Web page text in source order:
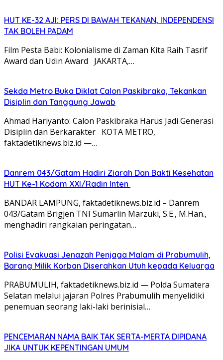
HUT KE-32 AJI: PERS DI BAWAH TEKANAN, INDEPENDENSI
TAK BOLEH PADAM
Film Pesta Babi: Kolonialisme di Zaman Kita Raih Tasrif
Award dan Udin Award JAKARTA,…
Sekda Metro Buka Diklat Calon Paskibraka, Tekankan
Disiplin dan Tanggung Jawab
Ahmad Hariyanto: Calon Paskibraka Harus Jadi Generasi
Disiplin dan Berkarakter KOTA METRO,
faktadetiknews.biz.id —…
Danrem 043/Gatam Hadiri Ziarah Dan Bakti Kesehatan
HUT Ke-1 Kodam XXI/Radin Inten
BANDAR LAMPUNG, faktadetiknews.biz.id – Danrem
043/Gatam Brigjen TNI Sumarlin Marzuki, S.E., M.Han.,
menghadiri rangkaian peringatan…
Polisi Evakuasi Jenazah Penjaga Malam di Prabumulih,
Barang Milik Korban Diserahkan Utuh kepada Keluarga
PRABUMULIH, faktadetiknews.biz.id — Polda Sumatera
Selatan melalui jajaran Polres Prabumulih menyelidiki
penemuan seorang laki-laki berinisial…
PENCEMARAN NAMA BAIK TAK SERTA-MERTA DIPIDANA
JIKA UNTUK KEPENTINGAN UMUM